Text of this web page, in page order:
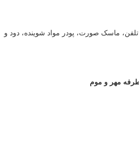
تلفن، ماسک صورت، پودر مواد شوینده، دود و